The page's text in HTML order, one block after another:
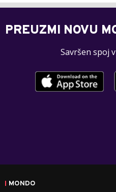
PREUZMI NOVU
Savršen spoj
MONDO